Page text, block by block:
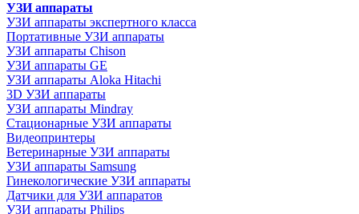
УЗИ аппараты
УЗИ аппараты экспертного класса
Портативные УЗИ аппараты
УЗИ аппараты Chison
УЗИ аппараты GE
УЗИ аппараты Aloka Hitachi
3D УЗИ аппараты
УЗИ аппараты Mindray
Стационарные УЗИ аппараты
Видеопринтеры
Ветеринарные УЗИ аппараты
УЗИ аппараты Samsung
Гинекологические УЗИ аппараты
Датчики для УЗИ аппаратов
УЗИ аппараты Philips